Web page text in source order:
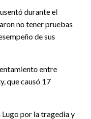
durante el
no tener pruebas
de sus
entre
que causó 17
por la tragedia y